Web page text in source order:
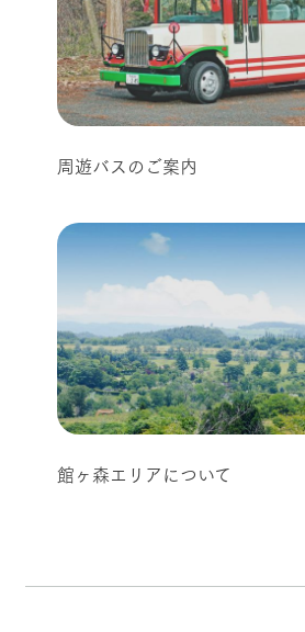
周遊バスのご案内
館ヶ森エリアについて